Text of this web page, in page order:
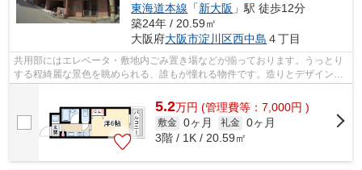
東海道本線 「新大阪 」駅 徒歩12分
築24年 / 20.59㎡
大阪府大阪市淀川区西中島 ４丁目
共用部にはエレベータ・敷地内ごみ置き場などが揃っております。うっとり
する程綺麗な景色を眺められる、誰もが憧れる物件です。造りとデザインに
関して、自信をもって情報を提供でき...
5.2万円 (管理費等：7,000円 )
敷金 0ヶ月 礼金 0ヶ月
3階 / 1K / 20.59㎡